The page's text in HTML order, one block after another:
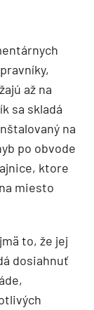
až na
sa skladá
na
po obvode
ktore
miesto
to, že jej
dosiahnuť